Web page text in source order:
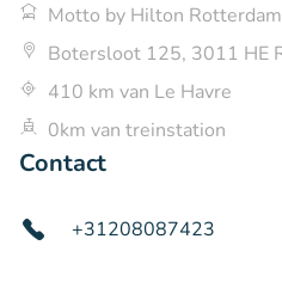
Motto by Hilton
Botersloot 125, 3011 HE
410 km van Le Havre
0km van treinstation
Contact
+31208087423